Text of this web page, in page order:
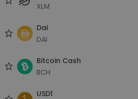
XLM
Dai
DAI
Bitcoin Cash
BCH
USD1